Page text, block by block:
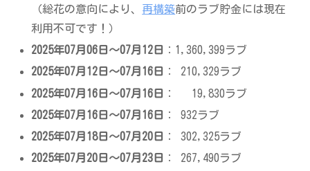
（総花の意向により、 再構築前のラブ貯金には現在
利用不可です！）
2025年07月06日～07月12日
：1,360,399ラブ
2025年07月12日～07月16日
： 210,329ラブ
2025年07月16日～07月16日 ： 19,830ラブ
2025年07月16日～07月16日
： 932ラブ
2025年07月18日～07月20日
： 302,325ラブ
2025年07月20日～07月23日
： 267,490ラブ